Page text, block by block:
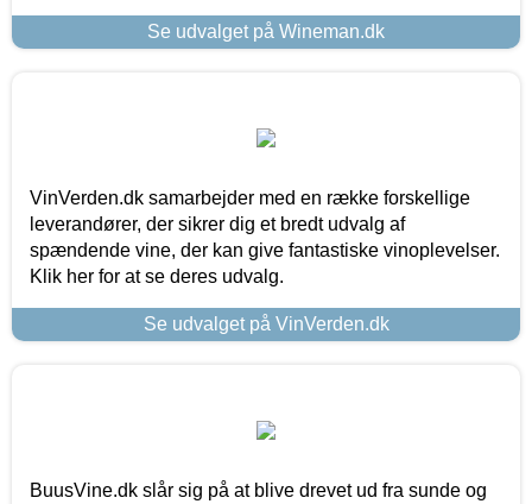
Se udvalget på Wineman.dk
VinVerden.dk samarbejder med en række forskellige
leverandører, der sikrer dig et bredt udvalg af
spændende vine, der kan give fantastiske vinoplevelser.
Klik her for at se deres udvalg.
Se udvalget på VinVerden.dk
BuusVine.dk slår sig på at blive drevet ud fra sunde og